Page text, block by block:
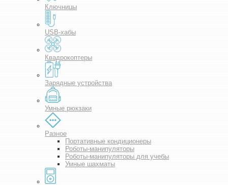
Ключницы
USB-хабы
Квадрокоптеры
Зарядные устройства
Умные рюкзаки
Разное
Портативные кондиционеры
Роботы-манипуляторы
Роботы-манипуляторы для учебы
Умные шахматы